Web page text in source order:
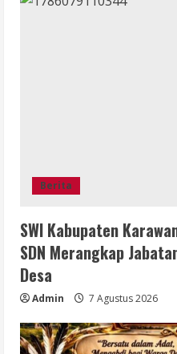
Berita
SWI Kabupaten
SDN Merangkap
Desa
Admin 7 Agustus 2026